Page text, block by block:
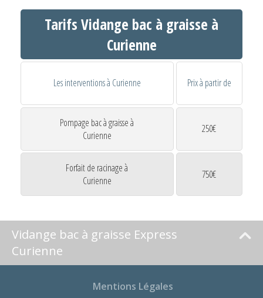
Tarifs Vidange bac à graisse à
Curienne
Les interventions à Curienne Prix à partir de
Pompage bac à graisse à
Curienne
250€
Forfait de racinage à
Curienne
750€
Vidange bac à graisse Express
Curienne
Mentions Légales